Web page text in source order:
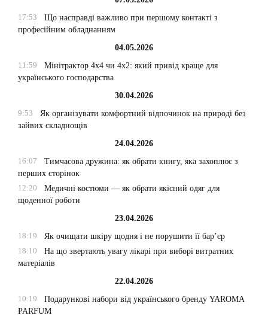
17:53
Що насправді важливо при першому контакті з
професійним обладнанням
04.05.2026
11:59
Мінітрактор 4х4 чи 4х2: який привід краще для
українського господарства
30.04.2026
9:53
Як організувати комфортний відпочинок на природі без
зайвих складнощів
24.04.2026
16:07
Тимчасова дружина: як обрати книгу, яка захоплює з
перших сторінок
12:20
Медичні костюми — як обрати якісний одяг для
щоденної роботи
23.04.2026
18:19
Як очищати шкіру щодня і не порушити її бар’єр
18:10
На що звертають увагу лікарі при виборі витратних
матеріалів
22.04.2026
10:19
Подарункові набори від українського бренду YAROMA
PARFUM